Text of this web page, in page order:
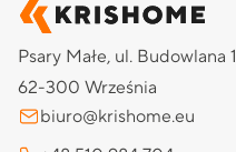
Psary Małe, ul. Budowlana 1
62-300 Września
biuro@krishome.eu